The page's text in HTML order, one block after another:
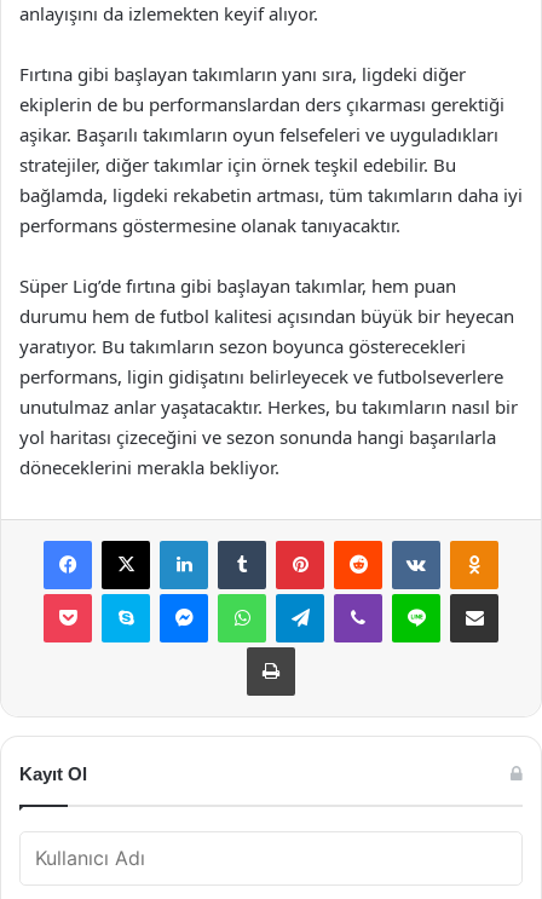
anlayışını da izlemekten keyif alıyor.
Fırtına gibi başlayan takımların yanı sıra, ligdeki diğer
ekiplerin de bu performanslardan ders çıkarması gerektiği
aşikar. Başarılı takımların oyun felsefeleri ve uyguladıkları
stratejiler, diğer takımlar için örnek teşkil edebilir. Bu
bağlamda, ligdeki rekabetin artması, tüm takımların daha iyi
performans göstermesine olanak tanıyacaktır.
Süper Lig’de fırtına gibi başlayan takımlar, hem puan
durumu hem de futbol kalitesi açısından büyük bir heyecan
yaratıyor. Bu takımların sezon boyunca gösterecekleri
performans, ligin gidişatını belirleyecek ve futbolseverlere
unutulmaz anlar yaşatacaktır. Herkes, bu takımların nasıl bir
yol haritası çizeceğini ve sezon sonunda hangi başarılarla
döneceklerini merakla bekliyor.
Facebook
X LinkedInTumblr PinterestReddit VKontakte
Pocket Skype MessengerWhatsAppTelegramViber Line E-Posta ile
Yazdır
Kayıt Ol